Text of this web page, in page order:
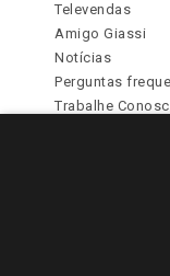
Televendas
Amigo Giassi
Notícias
Perguntas
Trabalhe